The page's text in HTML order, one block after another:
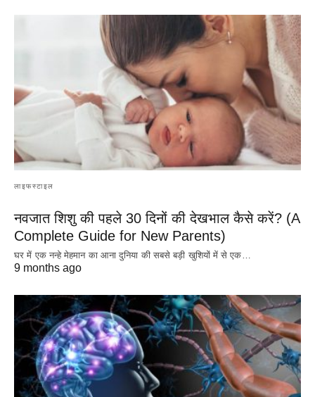
लाइफस्टाइल
नवजात शिशु की पहले 30 दिनों की देखभाल कैसे करें? (A
Complete Guide for New Parents)
घर में एक नन्हे मेहमान का आना दुनिया की सबसे बड़ी खुशियों में से एक…
9 months ago